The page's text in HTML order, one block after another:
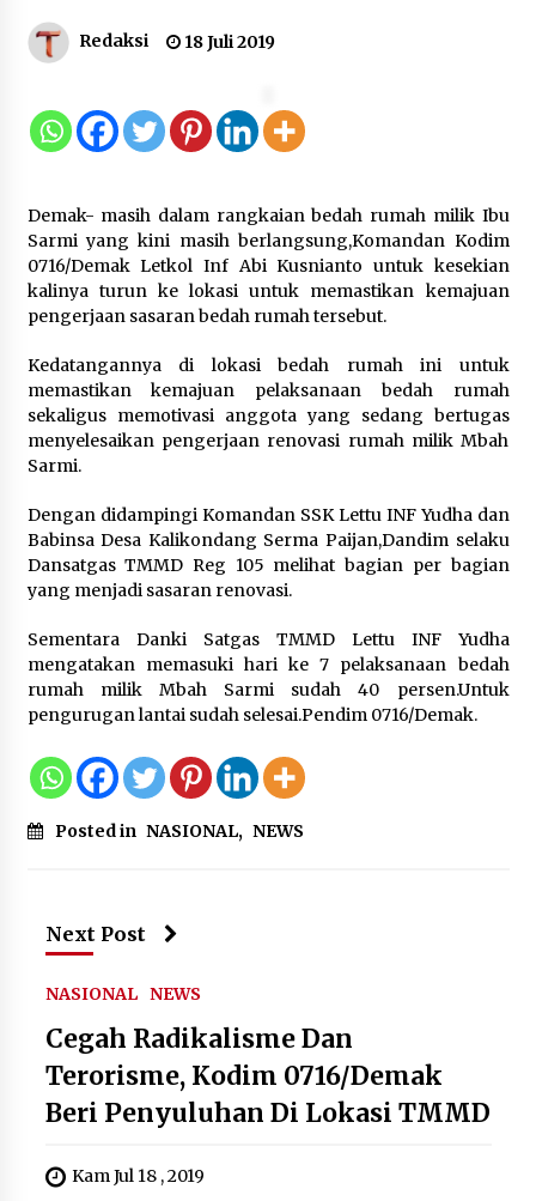
Tigaraksa, Semarakkan HUT RI
7 Agustus 2026
Lapas Banjar Tanam 200 Pohon
Cabai Dukung Program Ketahanan
Pangan
7 Agustus 2026
Tagihan Air Tanpa Pemakaian,
Terungkap Ada Transisi Panjang
Pengelolaan , Perumdam TKR
Didesak Transparan
Sarana PAUD Diperkuat, Tangsel
Dorong Angka Partisipasi Sekolah
Terus Meningkat
7 Agustus 2026
KKM Universitas Bina Bangsa
Pendampingan Pembuatan Spanduk
Sebagai Upaya Memperkuat
Pemasaran UMKM di Desa Cempaka
Kemenkum Malut Dorong
Perlindungan Hak Cipta Musik di Era
6 Agustus 2026
Redaksi 18 Juli 2019
Demak- masih dalam rangkaian bedah rumah milik Ibu
Sarmi yang kini masih berlangsung,Komandan Kodim
0716/Demak Letkol Inf Abi Kusnianto untuk kesekian
kalinya turun ke lokasi untuk memastikan kemajuan
pengerjaan sasaran bedah rumah tersebut.
Kedatangannya di lokasi bedah rumah ini untuk
memastikan kemajuan pelaksanaan bedah rumah
sekaligus memotivasi anggota yang sedang bertugas
menyelesaikan pengerjaan renovasi rumah milik Mbah
Sarmi.
Dengan didampingi Komandan SSK Lettu INF Yudha dan
Babinsa Desa Kalikondang Serma Paijan,Dandim selaku
Dansatgas TMMD Reg 105 melihat bagian per bagian
yang menjadi sasaran renovasi.
Sementara Danki Satgas TMMD Lettu INF Yudha
mengatakan memasuki hari ke 7 pelaksanaan bedah
rumah milik Mbah Sarmi sudah 40 persen.Untuk
pengurugan lantai sudah selesai.Pendim 0716/Demak.
Posted in NASIONAL, NEWS
Next Post
NASIONAL NEWS
Cegah Radikalisme Dan
Terorisme, Kodim 0716/Demak
Beri Penyuluhan Di Lokasi TMMD
Kam Jul 18 , 2019